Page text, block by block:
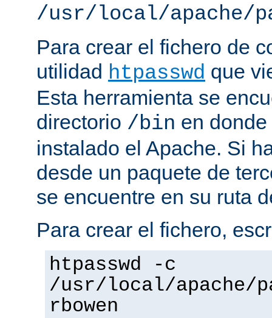
/usr/local/apache/
Para crear el fichero de
utilidad htpasswd que
Esta herramienta se
directorio /bin en
instalado el Apache. Si
desde un paquete de
se encuentre en su ruta
Para crear el fichero,
htpasswd -c
/usr/local/apache/
rbowen